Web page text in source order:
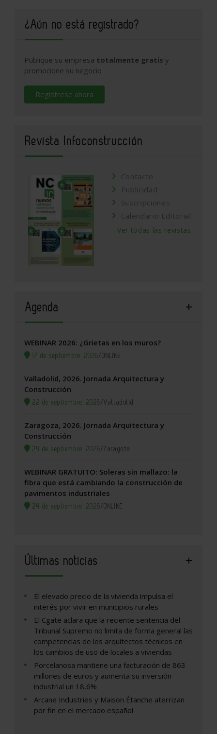
¿Aún no está registrado?
Publique su empresa totalmente gratis y
promocione su negocio
Regístrese ahora
Revista Infoconstrucción
Contacto
Publicidad
Suscripciones
Calendario Editorial
Ver todas las revistas
Agenda
WEBINAR 2026: ¿Grietas en los muros?
17 de septiembre, 2026/ONLINE
Valladolid, 2026. Jornada Arquitectura y
Construcción
22 de septiembre, 2026/Valladolid
Zaragoza, 2026. Jornada Arquitectura y
Construcción
24 de septiembre, 2026/Zaragoza
WEBINAR GRATUITO: Soleras sin mallazo: la
fibra que está cambiando la construcción de
pavimentos industriales
24 de septiembre, 2026/ONLINE
Últimas noticias
El elevado precio de la vivienda impulsa el
interés por vivir en municipios rurales
El Cgate aclara que la reciente sentencia del
Tribunal Supremo no limita de forma general las
competencias de los arquitectos técnicos en
los cambios de uso de locales a viviendas
Porcelanosa mantiene una facturación de 863
millones de euros y aumenta su inversión
industrial un 18,6%
Arcane Industries y Maison Étanche aterrizan
por fin en el mercado español